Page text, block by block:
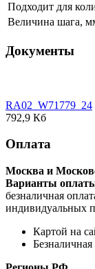
Подходит для
Величина шага,
Документы
RA02_W71779_24
792,9 Кб
Оплата
Москва и
Варианты
безналичная
индивидуальных
Картой на